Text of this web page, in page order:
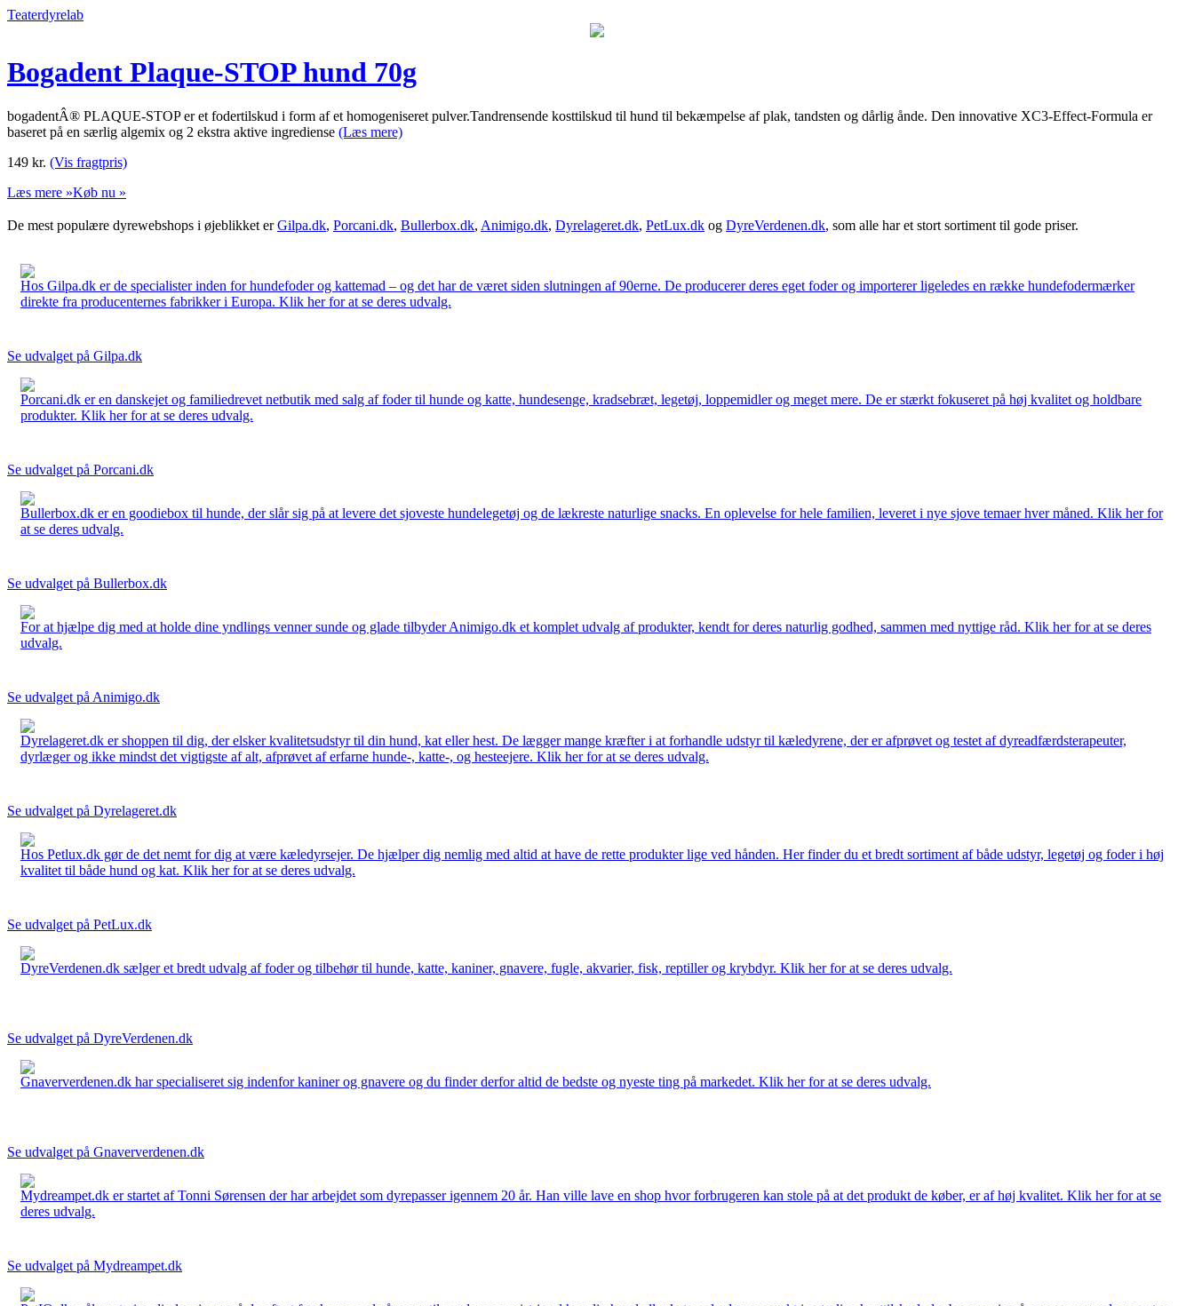
Teaterdyrelab
Bogadent Plaque-STOP hund 70g
bogadentÂ® PLAQUE-STOP er et fodertilskud i form af et homogeniseret pulver.Tandrensende kosttilskud til hund til bekæmpelse af plak, tandsten og dårlig ånde. Den innovative XC3-Effect-Formula er
baseret på en særlig algemix og 2 ekstra aktive ingrediense (Læs mere)
149 kr. (Vis fragtpris)
Læs mere »Køb nu »
De mest populære dyrewebshops i øjeblikket erGilpa.dk, Porcani.dk, Bullerbox.dk, Animigo.dk, Dyrelageret.dk, PetLux.dk og DyreVerdenen.dk, som alle har et stort sortiment til gode priser.
Hos Gilpa.dk er de specialister inden for hundefoder og kattemad – og det har de været siden slutningen af 90erne. De producerer deres eget foder og importerer ligeledes en række hundefodermærker
direkte fra producenternes fabrikker i Europa. Klik her for at se deres udvalg.
Se udvalget på Gilpa.dk
Porcani.dk er en danskejet og familiedrevet netbutik med salg af foder til hunde og katte, hundesenge, kradsebræt, legetøj, loppemidler og meget mere. De er stærkt fokuseret på høj kvalitet og holdbare
produkter. Klik her for at se deres udvalg.
Se udvalget på Porcani.dk
Bullerbox.dk er en goodiebox til hunde, der slår sig på at levere det sjoveste hundelegetøj og de lækreste naturlige snacks. En oplevelse for hele familien, leveret i nye sjove temaer hver måned. Klik her for
at se deres udvalg.
Se udvalget på Bullerbox.dk
For at hjælpe dig med at holde dine yndlings venner sunde og glade tilbyder Animigo.dk et komplet udvalg af produkter, kendt for deres naturlig godhed, sammen med nyttige råd. Klik her for at se deres
udvalg.
Se udvalget på Animigo.dk
Dyrelageret.dk er shoppen til dig, der elsker kvalitetsudstyr til din hund, kat eller hest. De lægger mange kræfter i at forhandle udstyr til kæledyrene, der er afprøvet og testet af dyreadfærdsterapeuter,
dyrlæger og ikke mindst det vigtigste af alt, afprøvet af erfarne hunde-, katte-, og hesteejere. Klik her for at se deres udvalg.
Se udvalget på Dyrelageret.dk
Hos Petlux.dk gør de det nemt for dig at være kæledyrsejer. De hjælper dig nemlig med altid at have de rette produkter lige ved hånden. Her finder du et bredt sortiment af både udstyr, legetøj og foder i høj
kvalitet til både hund og kat. Klik her for at se deres udvalg.
Se udvalget på PetLux.dk
DyreVerdenen.dk sælger et bredt udvalg af foder og tilbehør til hunde, katte, kaniner, gnavere, fugle, akvarier, fisk, reptiller og krybdyr. Klik her for at se deres udvalg.
Se udvalget på DyreVerdenen.dk
Gnaververdenen.dk har specialiseret sig indenfor kaniner og gnavere og du finder derfor altid de bedste og nyeste ting på markedet. Klik her for at se deres udvalg.
Se udvalget på Gnaververdenen.dk
Mydreampet.dk er startet af Tonni Sørensen der har arbejdet som dyrepasser igennem 20 år. Han ville lave en shop hvor forbrugeren kan stole på at det produkt de køber, er af høj kvalitet. Klik her for at se
deres udvalg.
Se udvalget på Mydreampet.dk